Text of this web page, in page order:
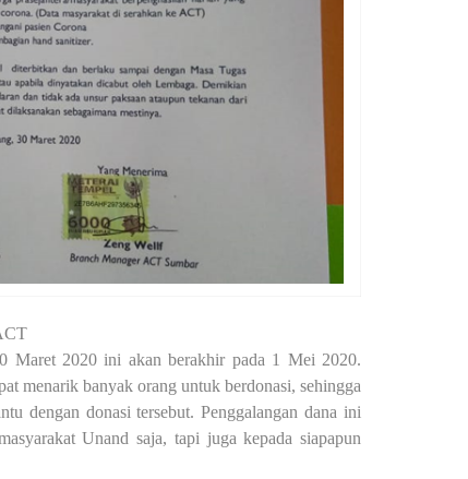
Maret 2020 ini akan berakhir pada 1 Mei 2020.
menarik banyak orang untuk berdonasi, sehingga
dengan donasi tersebut. Penggalangan dana ini
Unand saja, tapi juga kepada siapapun